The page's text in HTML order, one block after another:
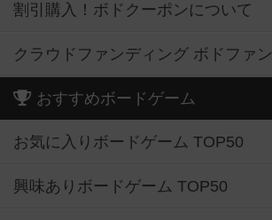
割引購入！ボドクーポンについて
クラウドファンディング ボドファン
おすすめボードゲーム
お気に入りボードゲーム TOP50
興味ありボードゲーム TOP50